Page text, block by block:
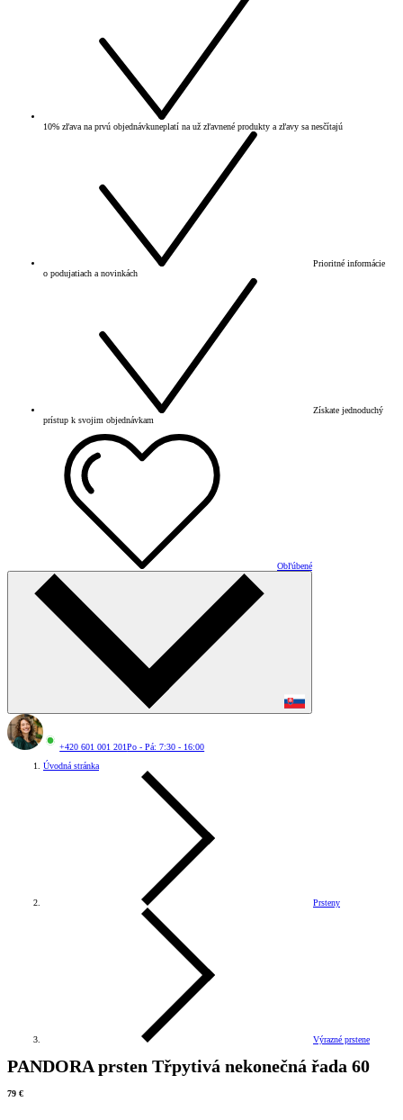
10% zľava na prvú objednávkuneplatí na už zľavnené produkty a zľavy sa nesčítajú
Prioritné informácie
o podujatiach a novinkách
Získate jednoduchý
prístup k svojim objednávkam
Obľúbené
+420 601 001 201Po - Pá: 7:30 - 16:00
Úvodná stránka
Prsteny
Výrazné prstene
PANDORA prsten Třpytivá nekonečná řada 60
79 €